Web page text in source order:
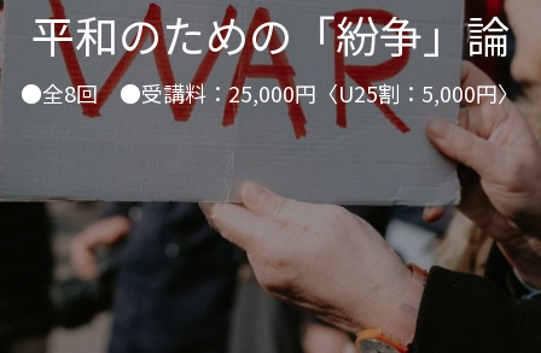
05ハイブリッド講座：「共に生きる」ため
の社会調査
06オンライン講座：農と食の民主主義を実
現する
07ハイブリッド：アイヌ語を学びつつ日本
語の問題として捉え返す
08ハイブリッド:メキシコ最大の先住民言語
ナワトル語を知る
09オンライン講座：世界のニュースから国
際情勢を読み解こう
平和のための「紛争」論
●全8回　●受講料：25,000円〈U25割：5,000円〉
04鎌田慧 時代を描く・ルポルタージュの現場
から
01民主主義
06韓国：「文化民主主義」の根っこを学ぶ
03食べものから学ぶ経済学
05データの力で社会を動かす！ 市民による社
会調査力アップ入門講座